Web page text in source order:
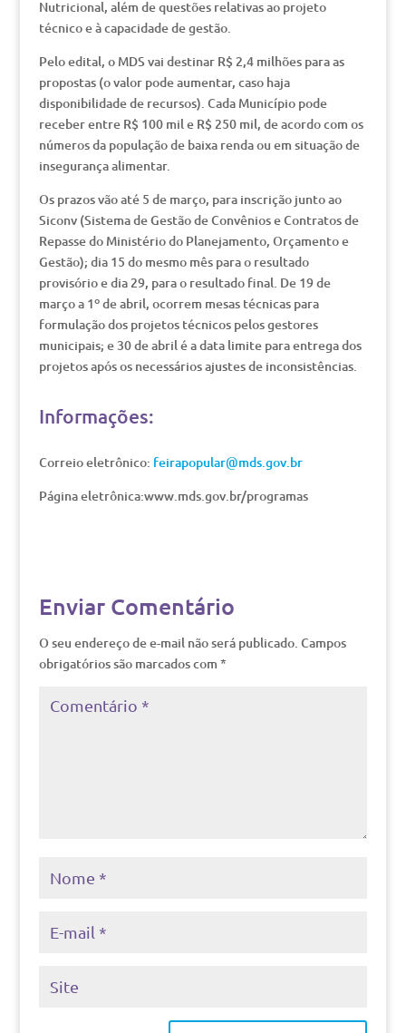
Nutricional, além de questões relativas ao projeto
técnico e à capacidade de gestão.
Pelo edital, o MDS vai destinar R$ 2,4 milhões para as
propostas (o valor pode aumentar, caso haja
disponibilidade de recursos). Cada Município pode
receber entre R$ 100 mil e R$ 250 mil, de acordo com os
números da população de baixa renda ou em situação de
insegurança alimentar.
Os prazos vão até 5 de março, para inscrição junto ao
Siconv (Sistema de Gestão de Convênios e Contratos de
Repasse do Ministério do Planejamento, Orçamento e
Gestão); dia 15 do mesmo mês para o resultado
provisório e dia 29, para o resultado final. De 19 de
março a 1º de abril, ocorrem mesas técnicas para
formulação dos projetos técnicos pelos gestores
municipais; e 30 de abril é a data limite para entrega dos
projetos após os necessários ajustes de inconsistências.
Informações:
Correio eletrônico: feirapopular@mds.gov.br
Página eletrônica:www.mds.gov.br/programas
Enviar Comentário
O seu endereço de e-mail não será publicado. Campos
obrigatórios são marcados com *